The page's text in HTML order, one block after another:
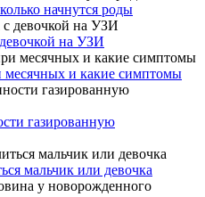
начнутся роды
на УЗИ
месячных и какие симптомы
газированную
мальчик или девочка